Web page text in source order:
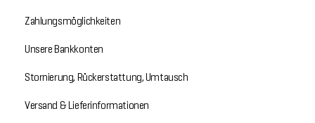
Zahlungsmöglichkeiten
Unsere Bankkonten
Stornierung, Rückerstattung, Umtausch
Versand & Lieferinformationen